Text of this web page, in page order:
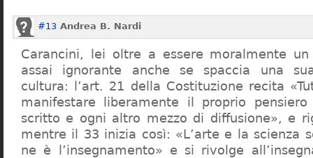
#13 Andrea B. Nardi
Carancini, lei oltre a essere moralmente
assai ignorante anche se spaccia una
cultura: l’art. 21 della Costituzione recita
manifestare liberamente il proprio
scritto e ogni altro mezzo di diffusione», e
mentre il 33 inizia così: «L’arte e la scienza
ne è l’insegnamento» e si rivolge